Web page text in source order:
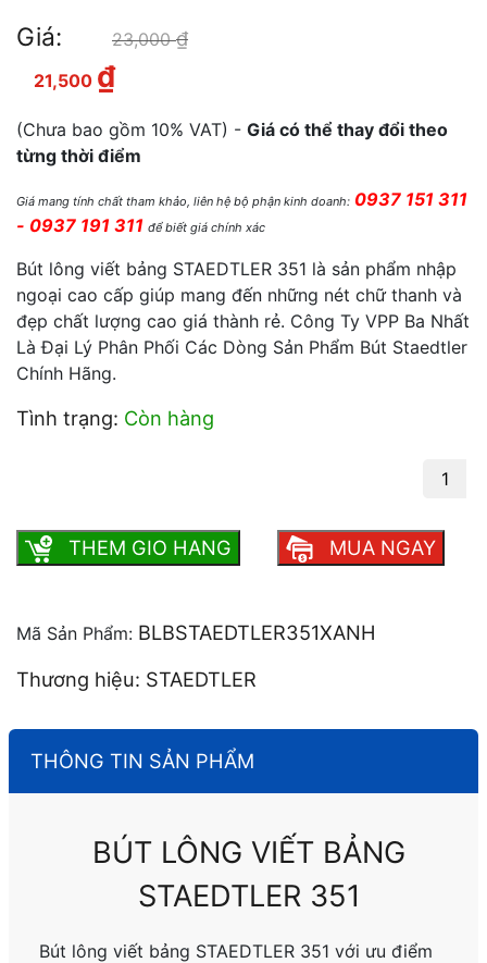
Giá: 23,000₫
21,500 ₫
(Chưa bao gồm 10% VAT) - Giá có thể thay đổi theo
từng thời điểm
Giá mang tính chất tham khảo, liên hệ bộ phận kinh doanh: 0937 151 311
- 0937 191 311 để biết giá chính xác
Bút lông viết bảng STAEDTLER 351 là sản phẩm nhập
ngoại cao cấp giúp mang đến những nét chữ thanh và
đẹp chất lượng cao giá thành rẻ. Công Ty VPP Ba Nhất
Là Đại Lý Phân Phối Các Dòng Sản Phẩm Bút Staedtler
Chính Hãng.
Tình trạng: Còn hàng
THEM GIO HANG MUA NGAY
Mã Sản Phẩm: BLBSTAEDTLER351XANH
Thương hiệu: STAEDTLER
THÔNG TIN SẢN PHẨM
BÚT LÔNG VIẾT BẢNG
STAEDTLER 351
Bút lông viết bảng STAEDTLER 351 với ưu điểm